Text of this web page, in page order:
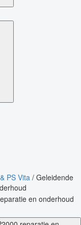
PS Vita / Geleidende